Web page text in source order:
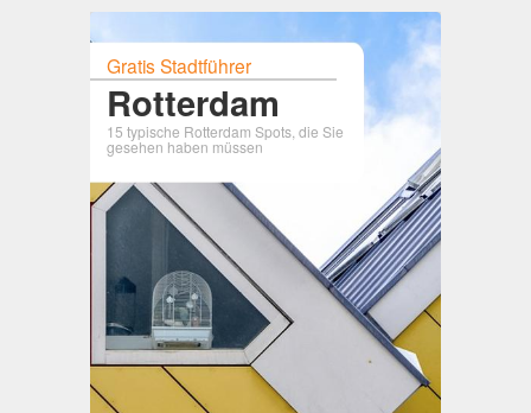
Gratis Stadtführer
Rotterdam
15 typische Rotterdam Spots, die Sie
gesehen haben müssen